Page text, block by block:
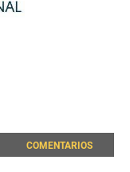
COMENTARIOS